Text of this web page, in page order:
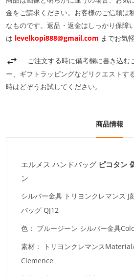
金をご請求ください。お客様のご信頼は
なものです。返品・返金はしっかり保障
は levelkopi888@gmail.com までお気
ご注文する時に備考欄に書き込む
ー、ギフトラッピングなどリクエストす
時はどぞうお試してください。
商品情報
エルメス ハンドバッグ ピコタン
ン
シルバー金具 トリヨンクレマンス J
バッグ QJ12
色： ブルージーン シルバー金具
素材：
トリヨンクレマンス
Clemence